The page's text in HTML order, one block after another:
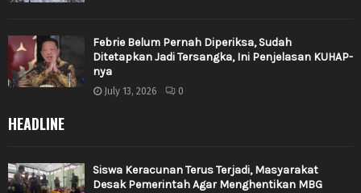
Febrie Belum Pernah Diperiksa, Sudah
Ditetapkan Jadi Tersangka, Ini Penjelasan KUHAP-
nya
July 13, 2026 0
HEADLINE
Siswa Keracunan Terus Terjadi, Masyarakat
Desak Pemerintah Agar Menghentikan MBG